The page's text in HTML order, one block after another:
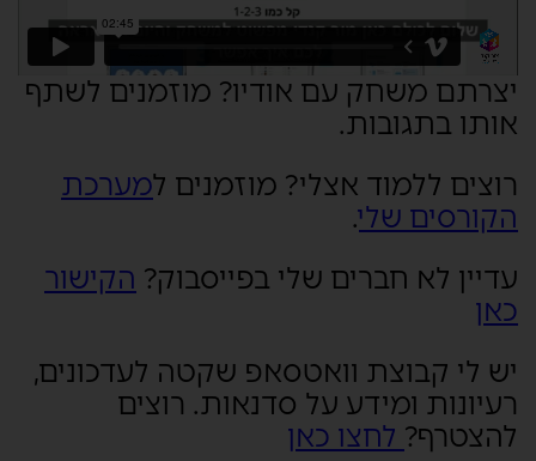
יצרתם משחק עם אודיו? מוזמנים לשתף
אותו בתגובות.
רוצים ללמוד אצלי? מוזמנים למערכת
הקורסים שלי.
עדיין לא חברים שלי בפייסבוק? הקישור
כאן
יש לי קבוצת וואטסאפ שקטה לעדכונים,
רעיונות ומידע על סדנאות. רוצים
להצטרף? לחצו כאן